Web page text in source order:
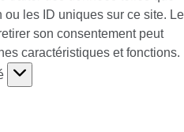
ou les ID uniques sur ce site. Le
son consentement peut
caractéristiques et fonctions.